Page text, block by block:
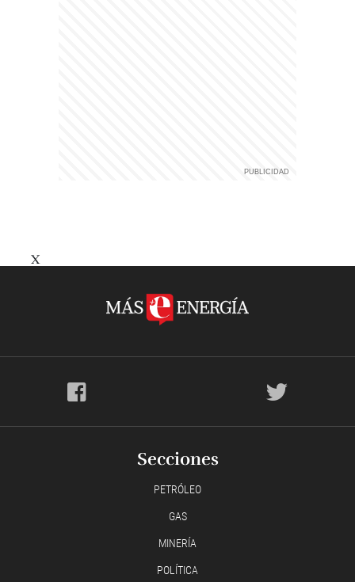
X
Secciones
PETRÓLEO
GAS
MINERÍA
POLÍTICA